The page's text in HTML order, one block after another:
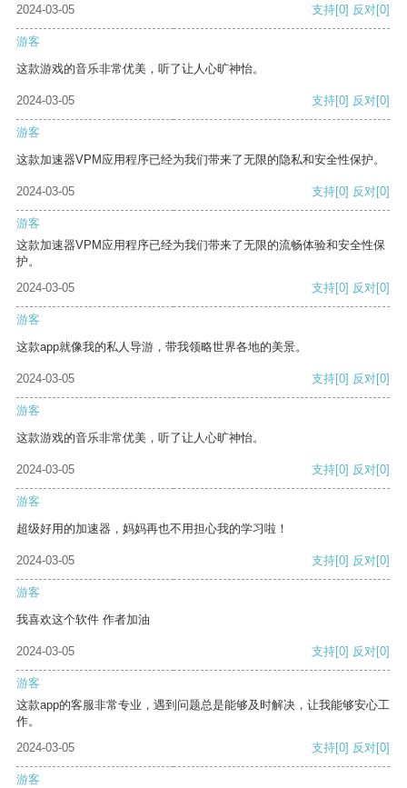
2024-03-05 支持[0] 反对[0]
游客
这款游戏的音乐非常优美，听了让人心旷神怡。
2024-03-05 支持[0] 反对[0]
游客
这款加速器VPM应用程序已经为我们带来了无限的隐私和安全性保护。
2024-03-05 支持[0] 反对[0]
游客
这款加速器VPM应用程序已经为我们带来了无限的流畅体验和安全性保
护。
2024-03-05
支持[0] 反对[0]
游客
这款app就像我的私人导游，带我领略世界各地的美景。
2024-03-05 支持[0] 反对[0]
游客
这款游戏的音乐非常优美，听了让人心旷神怡。
2024-03-05 支持[0] 反对[0]
游客
超级好用的加速器，妈妈再也不用担心我的学习啦！
2024-03-05 支持[0] 反对[0]
游客
我喜欢这个软件 作者加油
2024-03-05 支持[0] 反对[0]
游客
这款app的客服非常专业，遇到问题总是能够及时解决，让我能够安心工
作。
2024-03-05
支持[0] 反对[0]
游客